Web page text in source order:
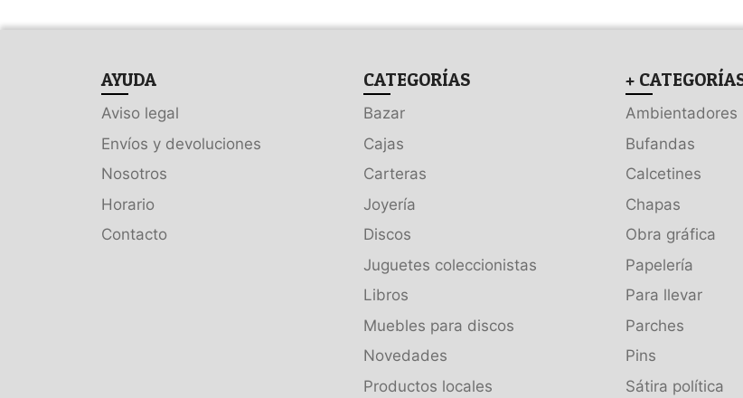
AYUDA
Aviso legal
Envíos y devoluciones
Nosotros
Horario
Contacto
CATEGORÍAS
Bazar
Cajas
Carteras
Joyería
Discos
Juguetes coleccionistas
Libros
Muebles para discos
Novedades
Productos locales
+
Ambientadores
Bufandas
Calcetines
Chapas
Obra gráfica
Papelería
Para llevar
Parches
Pins
Sátira política